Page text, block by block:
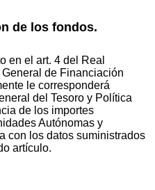
de los fondos.
en el art. 4 del Real
de Financiación
le corresponderá
del Tesoro y Política
de los importes
Autónomas y
con los datos suministrados
artículo.